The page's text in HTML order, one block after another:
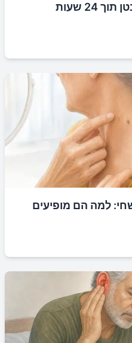
למה הם מופיעים